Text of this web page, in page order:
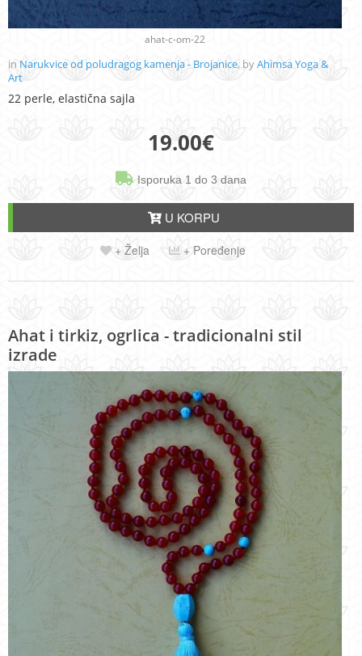
ahat-c-om-22
in Narukvice od poludragog kamenja - Brojanice, byAhimsa Yoga &
Art
22 perle, elastična sajla
19.00€
Isporuka 1 do 3 dana
U KORPU
+ Želja + Poređenje
Ahat i tirkiz, ogrlica - tradicionalni stil
izrade